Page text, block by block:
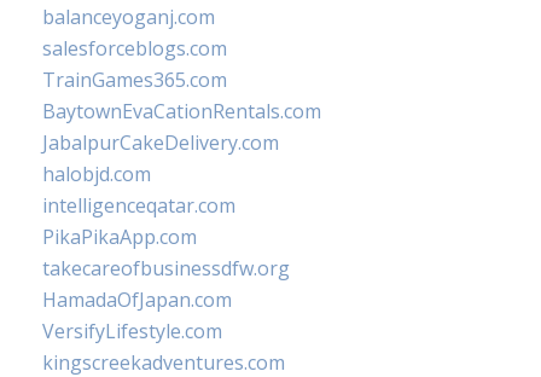
balanceyoganj.com
salesforceblogs.com
TrainGames365.com
BaytownEvaCationRentals.com
JabalpurCakeDelivery.com
halobjd.com
intelligenceqatar.com
PikaPikaApp.com
takecareofbusinessdfw.org
HamadaOfJapan.com
VersifyLifestyle.com
kingscreekadventures.com